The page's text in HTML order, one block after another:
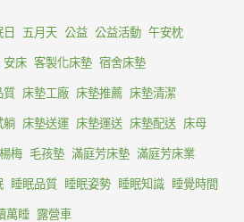
五月天 公益 公益活動 午安枕
安床 客製化床墊 宿舍床墊
質 床墊工廠 床墊推薦 床墊清潔
躺 床墊送運 床墊運送 床墊配送 床母
楊梅 毛孩墊 滿庭芳床墊 滿庭芳床業
睡眠品質 睡眠姿勢 睡眠知識 睡覺時間
萬睡 露營車